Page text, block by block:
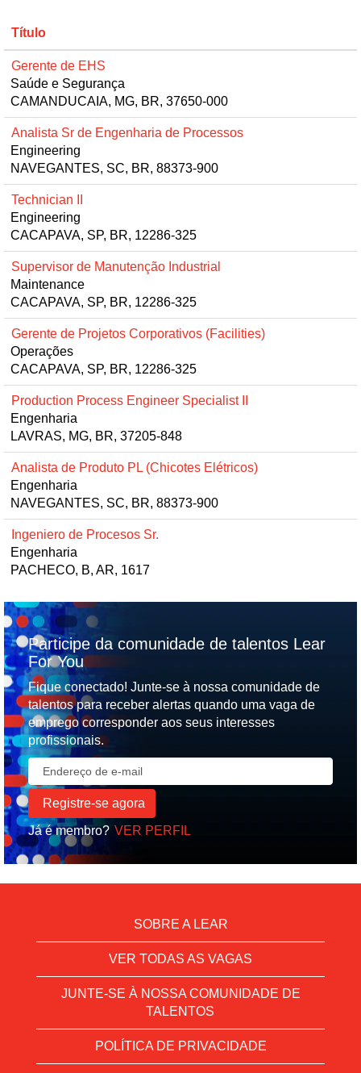
Título
Gerente de EHS
Saúde e Segurança
CAMANDUCAIA, MG, BR, 37650-000
Analista Sr de Engenharia de Processos
Engineering
NAVEGANTES, SC, BR, 88373-900
Technician II
Engineering
CACAPAVA, SP, BR, 12286-325
Supervisor de Manutenção Industrial
Maintenance
CACAPAVA, SP, BR, 12286-325
Gerente de Projetos Corporativos (Facilities)
Operações
CACAPAVA, SP, BR, 12286-325
Production Process Engineer Specialist II
Engenharia
LAVRAS, MG, BR, 37205-848
Analista de Produto PL (Chicotes Elétricos)
Engenharia
NAVEGANTES, SC, BR, 88373-900
Ingeniero de Procesos Sr.
Engenharia
PACHECO, B, AR, 1617
Participe da comunidade de talentos Lear
For You
Fique conectado! Junte-se à nossa comunidade de
talentos para receber alertas quando uma vaga de
emprego corresponder aos seus interesses
profissionais.
Já é membro? VER PERFIL
SOBRE A LEAR
VER TODAS AS VAGAS
JUNTE-SE À NOSSA COMUNIDADE DE
TALENTOS
POLÍTICA DE PRIVACIDADE